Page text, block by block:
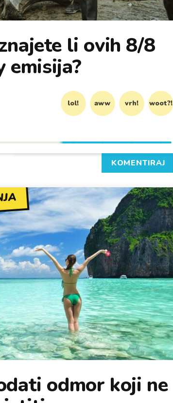
li ovih 8/8
lol! aww vrh! woot?!
KOMENTIRAJ
odmor koji ne